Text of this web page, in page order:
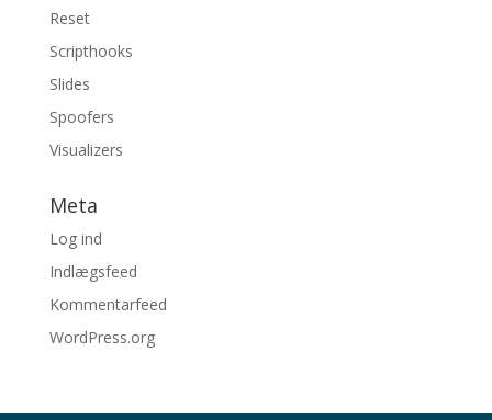
Reset
Scripthooks
Slides
Spoofers
Visualizers
Meta
Log ind
Indlægsfeed
Kommentarfeed
WordPress.org